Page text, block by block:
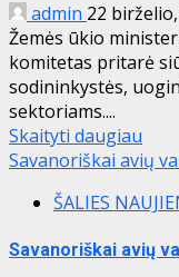
admin 22
Žemės ūkio
komitetas pritarė
sodininkystės,
sektoriams....
Skaityti daugiau
Savanoriškai avių
ŠALIES
Savanoriškai avių